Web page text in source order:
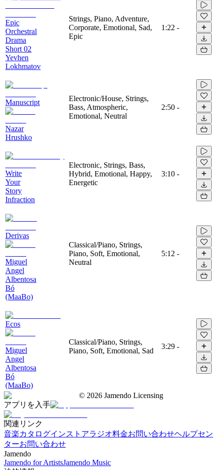
Epic
Orchestral
Drama
Short 02
Yevhen
Lokhmatov
Strings, Piano, Adventure,
Corporate, Emotional, Sad,
Epic
1:22 -
Manuscript
Nazar
Hrushko
Electronic/House, Strings,
Bass, Atmospheric,
Emotional, Neutral
2:50 -
Write
Your
Story
Infraction
Electronic, Strings, Bass,
Hybrid, Emotional, Happy,
Energetic
3:10 -
Derivas
Miguel
Angel
Albentosa
Bó
(MaaBo)
Classical/Piano, Strings,
Piano, Soft, Emotional,
Neutral
5:12 -
Ecos
Miguel
Angel
Albentosa
Bó
(MaaBo)
Classical/Piano, Strings,
Piano, Soft, Emotional, Sad
3:29 -
© 2026 Jamendo Licensing
アプリを入手
関連リンク
音楽カタログインストアラジオ料金お問い合わせヘルプセン
ターお問い合わせ
Jamendo
Jamendo for ArtistsJamendo Music